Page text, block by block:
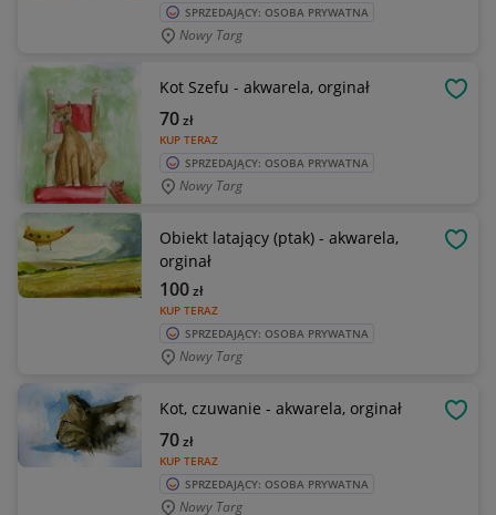
SPRZEDAJĄCY: OSOBA PRYWATNA
Nowy Targ
Kot Szefu - akwarela, orginał
KUP TERAZ
70zł
SPRZEDAJĄCY: OSOBA PRYWATNA
Nowy Targ
Obiekt latający (ptak) - akwarela,
orginał
KUP TERAZ
100zł
SPRZEDAJĄCY: OSOBA PRYWATNA
Nowy Targ
Kot, czuwanie - akwarela, orginał
KUP TERAZ
70zł
SPRZEDAJĄCY: OSOBA PRYWATNA
Nowy Targ